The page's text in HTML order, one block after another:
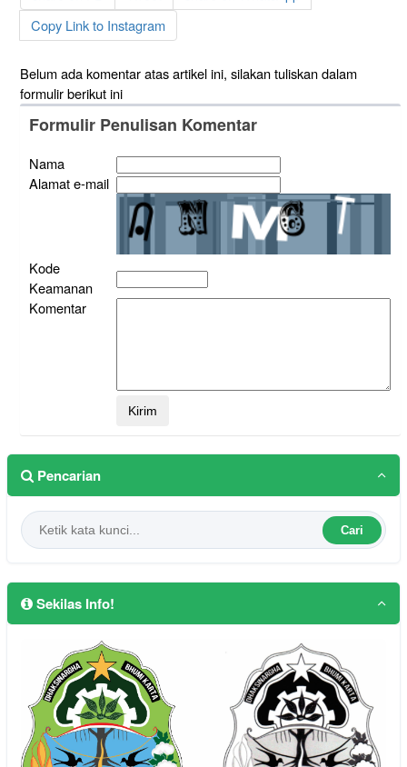
Copy Link to Instagram
Belum ada komentar atas artikel ini, silakan tuliskan dalam
formulir berikut ini
Formulir Penulisan Komentar
Nama
Alamat e-mail
Kode
Keamanan
Komentar
Pencarian
Cari
Sekilas Info!